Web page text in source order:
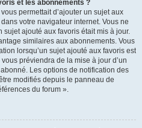
et les abonnements ?
permettait d’ajouter un sujet aux
votre navigateur internet. Vous ne
ajouté aux favoris était mis à jour.
similaires aux abonnements. Vous
lorsqu’un sujet ajouté aux favoris est
préviendra de la mise à jour d’un
Les options de notification des
modifiés depuis le panneau de
du forum ».